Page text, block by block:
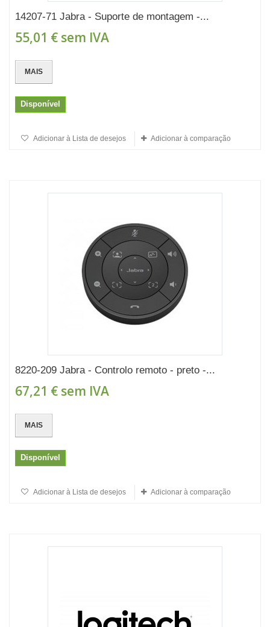
14207-71 Jabra - Suporte de montagem -...
55,01 € sem IVA
MAIS
Disponível
Adicionar à Lista de desejos Adicionar à comparação
8220-209 Jabra - Controlo remoto - preto -...
67,21 € sem IVA
MAIS
Disponível
Adicionar à Lista de desejos Adicionar à comparação